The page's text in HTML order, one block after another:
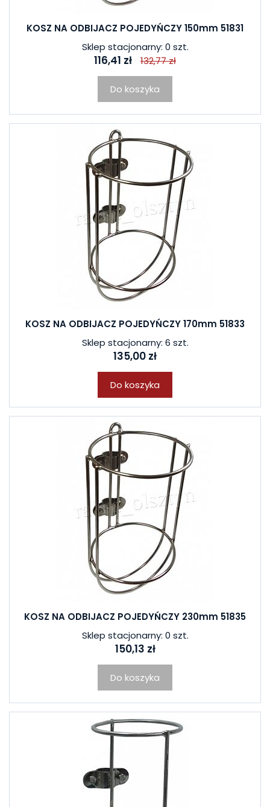
KOSZ NA ODBIJACZ POJEDYŃCZY 150mm 51831
Sklep stacjonarny: 0 szt.
116,41 zł 132,77 zł
Do koszyka
KOSZ NA ODBIJACZ POJEDYŃCZY 170mm 51833
Sklep stacjonarny: 6 szt.
135,00 zł
Do koszyka
KOSZ NA ODBIJACZ POJEDYŃCZY 230mm 51835
Sklep stacjonarny: 0 szt.
150,13 zł
Do koszyka